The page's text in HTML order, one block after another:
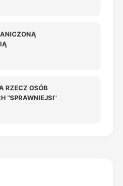
RZECZ OSÓB
"SPRAWNIEJSI"